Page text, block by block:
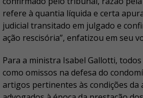
refere à quantia líquida e certa
judicial transitado em julgado e
ação rescisória”, enfatizou em seu
Para a ministra Isabel Gallotti,
como omissos na defesa do
artigos pertinentes às condições da